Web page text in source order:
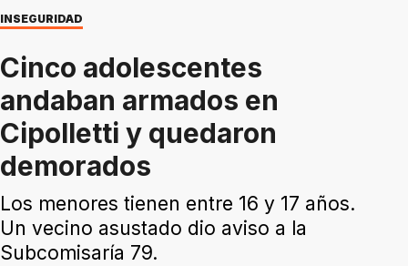
INSEGURIDAD
Cinco adolescentes
andaban armados en
Cipolletti y quedaron
demorados
Los menores tienen entre 16 y 17 años.
Un vecino asustado dio aviso a la
Subcomisaría 79.